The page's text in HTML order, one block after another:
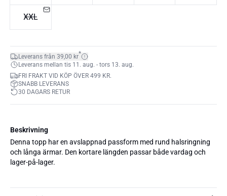
XXL
Leverans från 39,00 kr*
Leverans mellan tis 11. aug. - tors 13. aug.
FRI FRAKT VID KÖP ÖVER 499 KR.
SNABB LEVERANS
30 DAGARS RETUR
Beskrivning
Denna topp har en avslappnad passform med rund halsringning
och långa ärmar. Den kortare längden passar både vardag och
lager-på-lager.